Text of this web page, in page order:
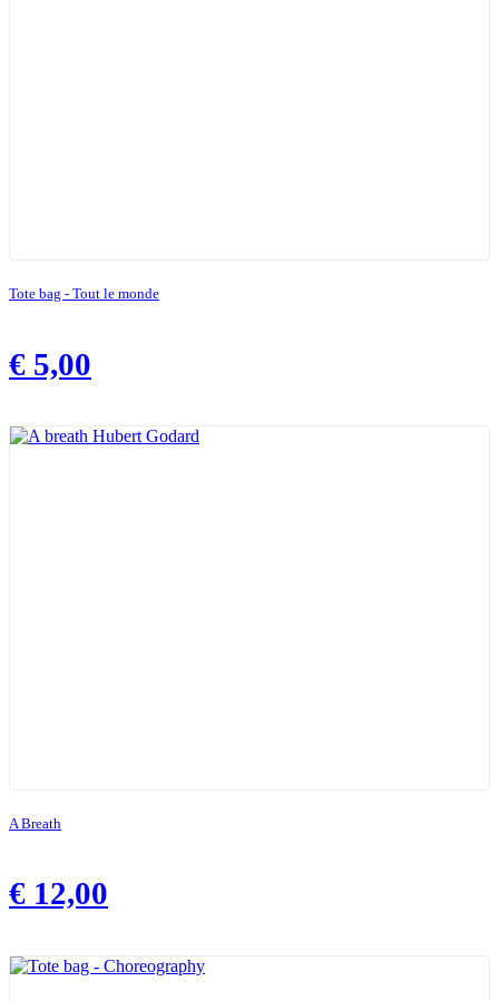
Tote bag - Tout le monde
€ 5,00
A Breath
€ 12,00